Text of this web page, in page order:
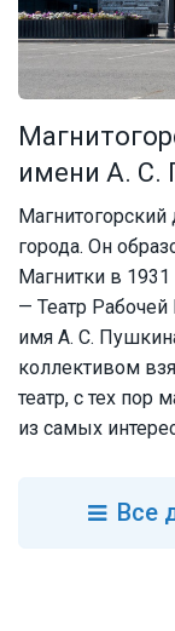
имени А. С.
Магнитогорский
города. Он
Магнитки в
— Театр Рабочей
имя А. С.
коллективом
театр, с тех пор
из самых
Все